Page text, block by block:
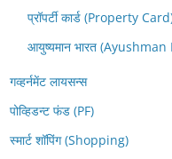
प्रॉपर्टी कार्ड (Property
आयुष्यमान भारत
गव्हर्नमेंट लायसन्स
पोव्हिडन्ट फंड (PF)
स्मार्ट शॉपिंग (Shopping)